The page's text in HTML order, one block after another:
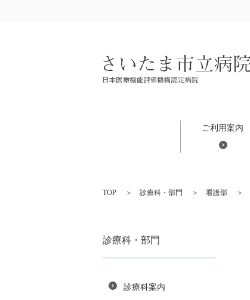
ご利用案内
TOP 診療科・部門 看護部
診療科・部門
診療科案内